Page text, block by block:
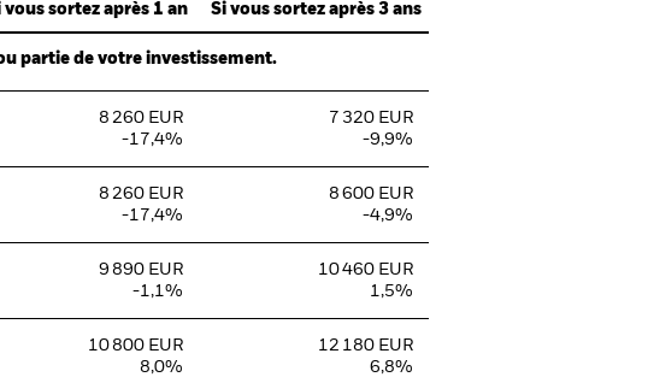
vous sortez après 1 an Si vous sortez après 3 ans
partie de votre investissement.
8 260 EUR
-17,4%
7 320 EUR
-9,9%
8 260 EUR
-17,4%
8 600 EUR
-4,9%
9 890 EUR
-1,1%
10 460 EUR
1,5%
10 800 EUR
8,0%
12 180 EUR
6,8%